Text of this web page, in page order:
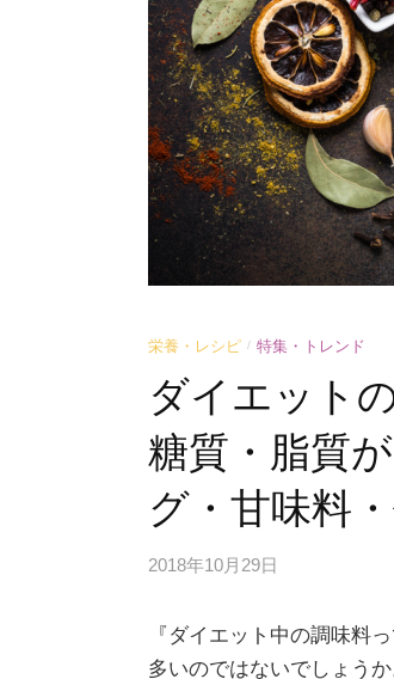
栄養・レシピ / 特集・トレンド
ダイエット
糖質・脂質
グ・甘味料
2018年10月29日
『ダイエット中の調味料
多いのではないでしょう